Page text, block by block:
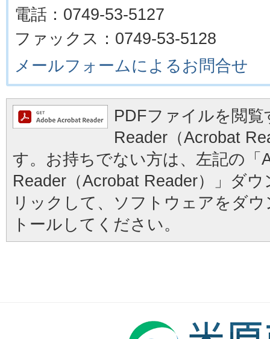
電話：0749-53-5127
ファックス：0749-53-5128
メールフォームによるお問合せ
PDFファイルを閲
Reader（Acrobat
す。お持ちでない方は、左記の「
Reader（Acrobat Reader）」ダ
リックして、ソフトウェアをダ
トールしてください。